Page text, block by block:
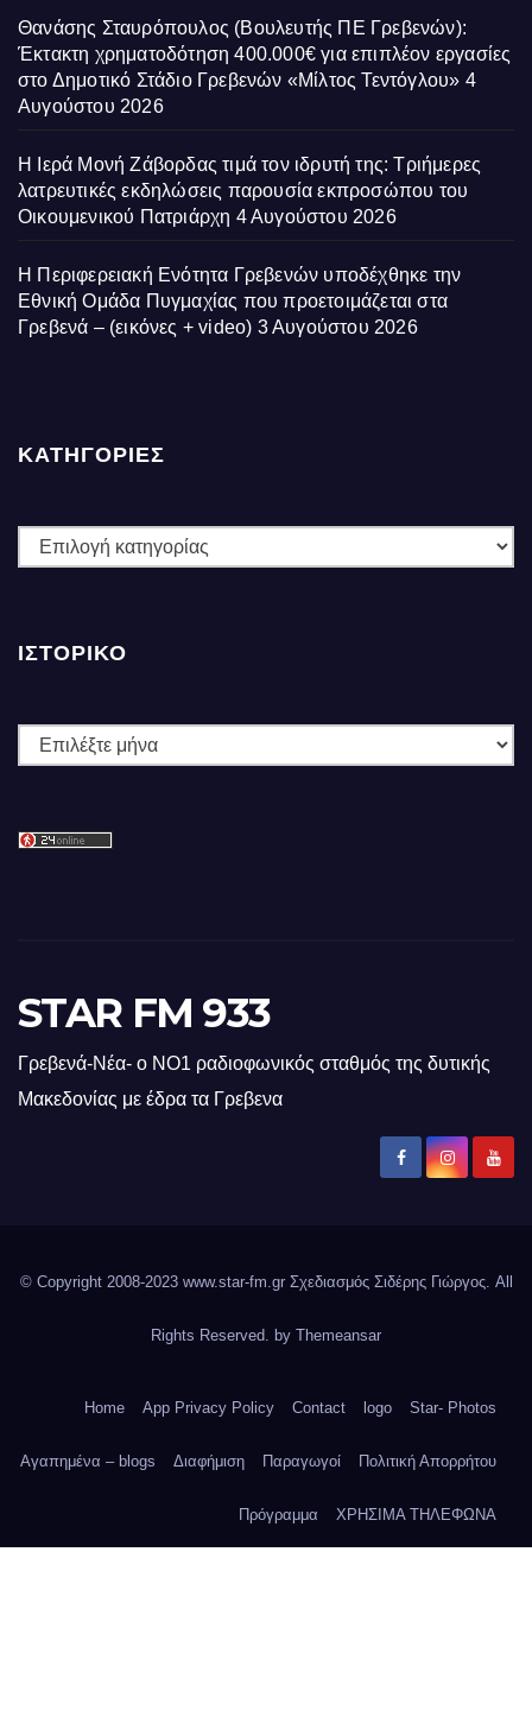
Θανάσης Σταυρόπουλος (Βουλευτής ΠΕ Γρεβενών):
Έκτακτη χρηματοδότηση 400.000€ για επιπλέον εργασίες
στο Δημοτικό Στάδιο Γρεβενών «Μίλτος Τεντόγλου» 4
Αυγούστου 2026
Η Ιερά Μονή Ζάβορδας τιμά τον ιδρυτή της: Τριήμερες
λατρευτικές εκδηλώσεις παρουσία εκπροσώπου του
Οικουμενικού Πατριάρχη 4 Αυγούστου 2026
Η Περιφερειακή Ενότητα Γρεβενών υποδέχθηκε την
Εθνική Ομάδα Πυγμαχίας που προετοιμάζεται στα
Γρεβενά – (εικόνες + video) 3 Αυγούστου 2026
ΚΑΤΗΓΟΡΙΕΣ
ΚΑΤΗΓΟΡΙΕΣ
ΙΣΤΟΡΙΚΌ
Ιστορικό
STAR FM 933
Γρεβενά-Νέα- ο ΝΟ1 ραδιοφωνικός σταθμός της δυτικής
Μακεδονίας με έδρα τα Γρεβενα
© Copyright 2008-2023 www.star-fm.gr Σχεδιασμός Σιδέρης Γιώργος. All
Rights Reserved. by Themeansar
Home App Privacy Policy Contact logo Star- Photos
Αγαπημένα – blogs Διαφήμιση Παραγωγοί Πολιτική Απορρήτου
Πρόγραμμα ΧΡΗΣΙΜΑ ΤΗΛΕΦΩΝΑ